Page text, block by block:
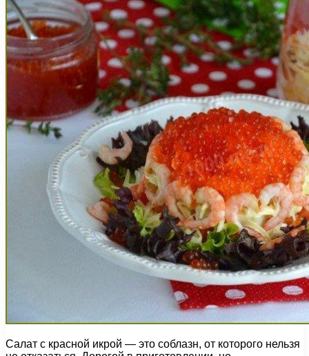
Салат с красной икрой — это соблазн, от которого нельзя